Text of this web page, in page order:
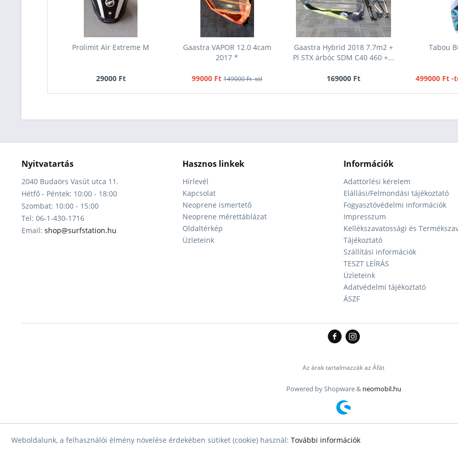
Prolimit Air Extreme M
29000 Ft
Gaastra VAPOR 12.0 4cam
2017 *
99000 Ft 149000 Ft -tól
Gaastra Hybrid 2018 7.7m2 +
Pl STX árbóc SDM C40 460 +...
169000 Ft
Tabou
499000 Ft -
Nyitvatartás
2040 Budaörs Vasút utca 11.
Hétfő - Péntek: 10:00 - 18:00
Szombat: 10:00 - 15:00
Tel: 06-1-430-1716
Email: shop@surfstation.hu
Hasznos linkek
Hírlevél
Kapcsolat
Neoprene ismertető
Neoprene mérettáblázat
Oldaltérkép
Üzleteink
Információk
Adattörlési kérelem
Elállási/Felmondási tájékoztató
Fogyasztóvédelmi információk
Impresszum
Kellékszavatossági és
Tájékoztató
Szállítási információk
TESZT LEÍRÁS
Üzleteink
Adatvédelmi tájékoztató
ÁSZF
Az árak tartalmazzák az Áfát
Powered by Shopware & neomobil.hu
Weboldalunk, a felhasználói élmény növelése érdekében sütiket (cookie) használ: További információk